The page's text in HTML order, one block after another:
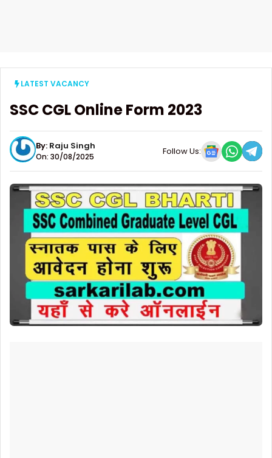
LATEST VACANCY
SSC CGL Online Form 2023
By: Raju Singh
On: 30/08/2025 Follow Us: